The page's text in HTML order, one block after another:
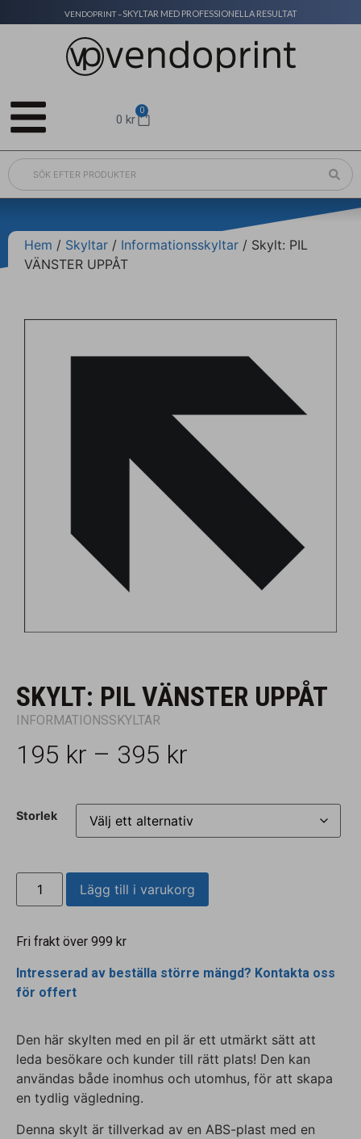
VENDOPRINT –SKYLTAR MED PROFESSIONELLA RESULTAT
0kr
0
Hem / Skyltar / Informationsskyltar / Skylt: PIL
VÄNSTER UPPÅT
SKYLT: PIL VÄNSTER UPPÅT
INFORMATIONSSKYLTAR
195 kr – 395 kr
Storlek
Lägg till i varukorg
Fri frakt över 999 kr
Intresserad av beställa större mängd? Kontakta oss
för offert
Den här skylten med en pil är ett utmärkt sätt att
leda besökare och kunder till rätt plats! Den kan
användas både inomhus och utomhus, för att skapa
en tydlig vägledning.
Denna skylt är tillverkad av en ABS-plast med en